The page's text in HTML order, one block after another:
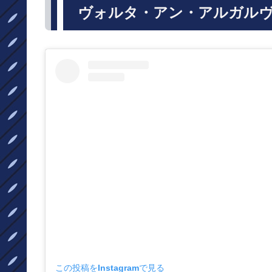
ヴォルタ・アン・アルガル
この投稿をInstagramで見る